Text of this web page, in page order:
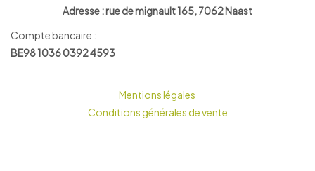
Adresse : rue de mignault 165, 7062 Naast
Compte bancaire :
BE98 1036 0392 4593
Mentions légales
Conditions générales de vente